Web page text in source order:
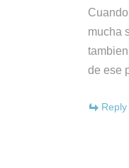
mucha
de ese
Reply